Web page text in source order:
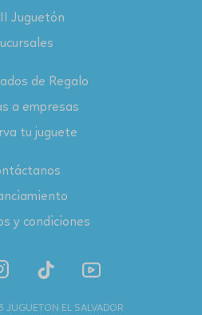
Juguetón
de Regalo
a empresas
tu juguete
y condiciones
EL SALVADOR